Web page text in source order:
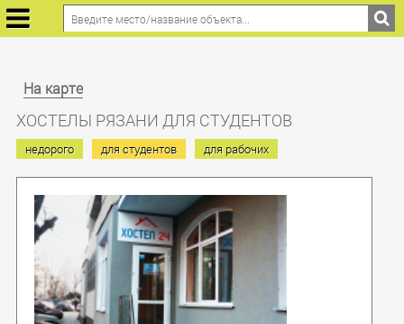
На карте
ХОСТЕЛЫ РЯЗАНИ ДЛЯ СТУДЕНТОВ
недорого для студентов для рабочих